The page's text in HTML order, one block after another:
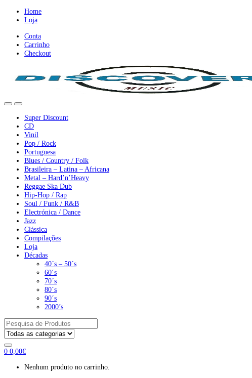
nevegação
conteúdo
Home
Loja
Conta
Carrinho
Checkout
Super Discount
CD
Vinil
Pop / Rock
Portuguesa
Blues / Country / Folk
Brasileira – Latina – Africana
Metal – Hard’n’Heavy
Reggae Ska Dub
Hip-Hop / Rap
Soul / Funk / R&B
Electrónica / Dance
Jazz
Clássica
Compilações
Loja
Décadas
40´s – 50´s
60´s
70´s
80´s
90´s
2000’s
Pesquisar
por:
0 0,00€
Nenhum produto no carrinho.